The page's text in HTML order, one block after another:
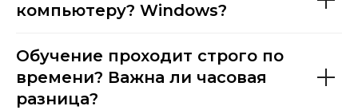
компьютеру? Windows?
Обучение проходит строго по
времени? Важна ли часовая
разница?